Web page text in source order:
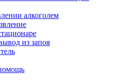
алкоголем
из запоя